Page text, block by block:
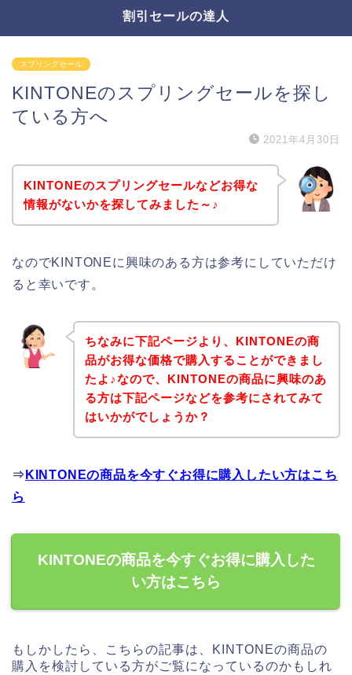
割引セールの達人
スプリングセール
KINTONEのスプリングセールを探し
ている方へ
2021年4月30日
KINTONEのスプリングセールなどお得な
情報がないかを探してみました～♪
なのでKINTONEに興味のある方は参考にしていただけ
ると幸いです。
ちなみに下記ページより、KINTONEの商
品がお得な価格で購入することができまし
たよ♪なので、KINTONEの商品に興味のあ
る方は下記ページなどを参考にされてみて
はいかがでしょうか？
⇒ KINTONEの商品を今すぐお得に購入したい方はこち
ら
KINTONEの商品を今すぐお得に購入した
い方はこちら
もしかしたら、こちらの記事は、KINTONEの商品の
購入を検討している方がご覧になっているのかもしれ